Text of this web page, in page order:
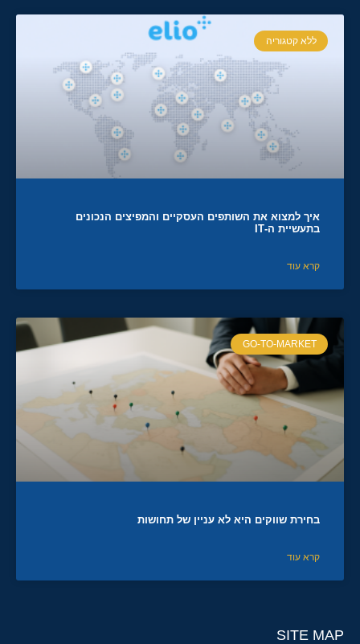
ללא קטגוריה
איך למצוא את השותפים העסקיים והמפיצים הנכונים
בתעשיית ה-IT
קרא עוד
GO-TO-MARKET
בחירת שווקים היא לא עניין של תחושות
קרא עוד
SITE MAP